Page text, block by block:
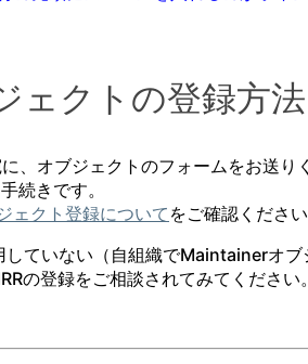
ェクトの登録方法
、オブジェクトのフォームをお送り
続きです。
ェクト登録について をご確認ください
していない（自組織でMaintainerオ
の登録をご相談されてみてください